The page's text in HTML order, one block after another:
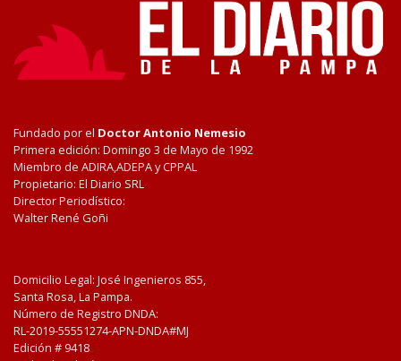
Fundado por el Doctor Antonio Nemesio
Primera edición: Domingo 3 de Mayo de 1992
Miembro de ADIRA,ADEPA y CPPAL
Propietario: El Diario SRL
Director Periodístico:
Walter René Goñi
Domicilio Legal: José Ingenieros 855,
Santa Rosa, La Pampa.
Número de Registro DNDA:
RL-2019-55551274-APN-DNDA#MJ
Edición # 9418